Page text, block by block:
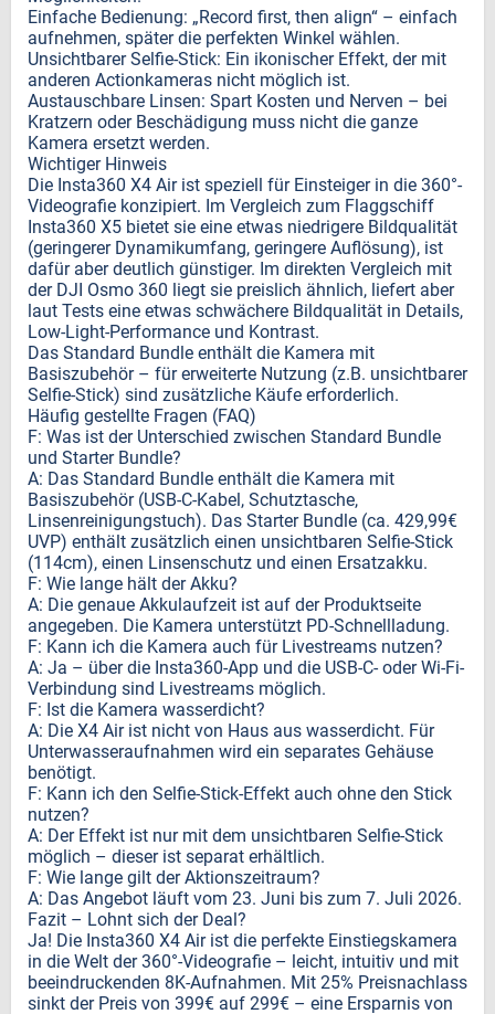
Einfache Bedienung: „Record first, then align“ – einfach
aufnehmen, später die perfekten Winkel wählen.
Unsichtbarer Selfie-Stick: Ein ikonischer Effekt, der mit
anderen Actionkameras nicht möglich ist.
Austauschbare Linsen: Spart Kosten und Nerven – bei
Kratzern oder Beschädigung muss nicht die ganze
Kamera ersetzt werden.
Wichtiger Hinweis
Die Insta360 X4 Air ist speziell für Einsteiger in die 360°-
Videografie konzipiert. Im Vergleich zum Flaggschiff
Insta360 X5 bietet sie eine etwas niedrigere Bildqualität
(geringerer Dynamikumfang, geringere Auflösung), ist
dafür aber deutlich günstiger. Im direkten Vergleich mit
der DJI Osmo 360 liegt sie preislich ähnlich, liefert aber
laut Tests eine etwas schwächere Bildqualität in Details,
Low-Light-Performance und Kontrast.
Das Standard Bundle enthält die Kamera mit
Basiszubehör – für erweiterte Nutzung (z.B. unsichtbarer
Selfie-Stick) sind zusätzliche Käufe erforderlich.
Häufig gestellte Fragen (FAQ)
F: Was ist der Unterschied zwischen Standard Bundle
und Starter Bundle?
A: Das Standard Bundle enthält die Kamera mit
Basiszubehör (USB-C-Kabel, Schutztasche,
Linsenreinigungstuch). Das Starter Bundle (ca. 429,99€
UVP) enthält zusätzlich einen unsichtbaren Selfie-Stick
(114cm), einen Linsenschutz und einen Ersatzakku.
F: Wie lange hält der Akku?
A: Die genaue Akkulaufzeit ist auf der Produktseite
angegeben. Die Kamera unterstützt PD-Schnellladung.
F: Kann ich die Kamera auch für Livestreams nutzen?
A: Ja – über die Insta360-App und die USB-C- oder Wi-Fi-
Verbindung sind Livestreams möglich.
F: Ist die Kamera wasserdicht?
A: Die X4 Air ist nicht von Haus aus wasserdicht. Für
Unterwasseraufnahmen wird ein separates Gehäuse
benötigt.
F: Kann ich den Selfie-Stick-Effekt auch ohne den Stick
nutzen?
A: Der Effekt ist nur mit dem unsichtbaren Selfie-Stick
möglich – dieser ist separat erhältlich.
F: Wie lange gilt der Aktionszeitraum?
A: Das Angebot läuft vom 23. Juni bis zum 7. Juli 2026.
Fazit – Lohnt sich der Deal?
Ja! Die Insta360 X4 Air ist die perfekte Einstiegskamera
in die Welt der 360°-Videografie – leicht, intuitiv und mit
beeindruckenden 8K-Aufnahmen. Mit 25% Preisnachlass
sinkt der Preis von 399€ auf 299€ – eine Ersparnis von